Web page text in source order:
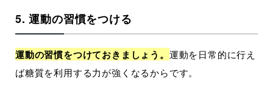
5. 運動の習慣をつける
運動の習慣をつけておきましょう。 運動を日常的に行え
ば糖質を利用する力が強くなるからです。